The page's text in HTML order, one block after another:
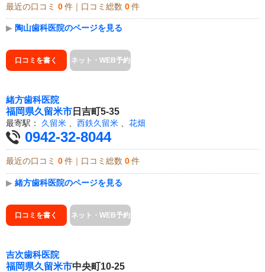
最近の口コミ 0 件｜口コミ総数 0 件
▶ 陶山歯科医院のページを見る
口コミを書く ネット・WEB予約
緒方歯科医院
福岡県久留米市 日吉町5-35
最寄駅： 久留米 西鉄久留米 花畑
0942-32-8044
最近の口コミ 0 件｜口コミ総数 0 件
▶ 緒方歯科医院のページを見る
口コミを書く ネット・WEB予約
吉次歯科医院
福岡県久留米市中央町10-25